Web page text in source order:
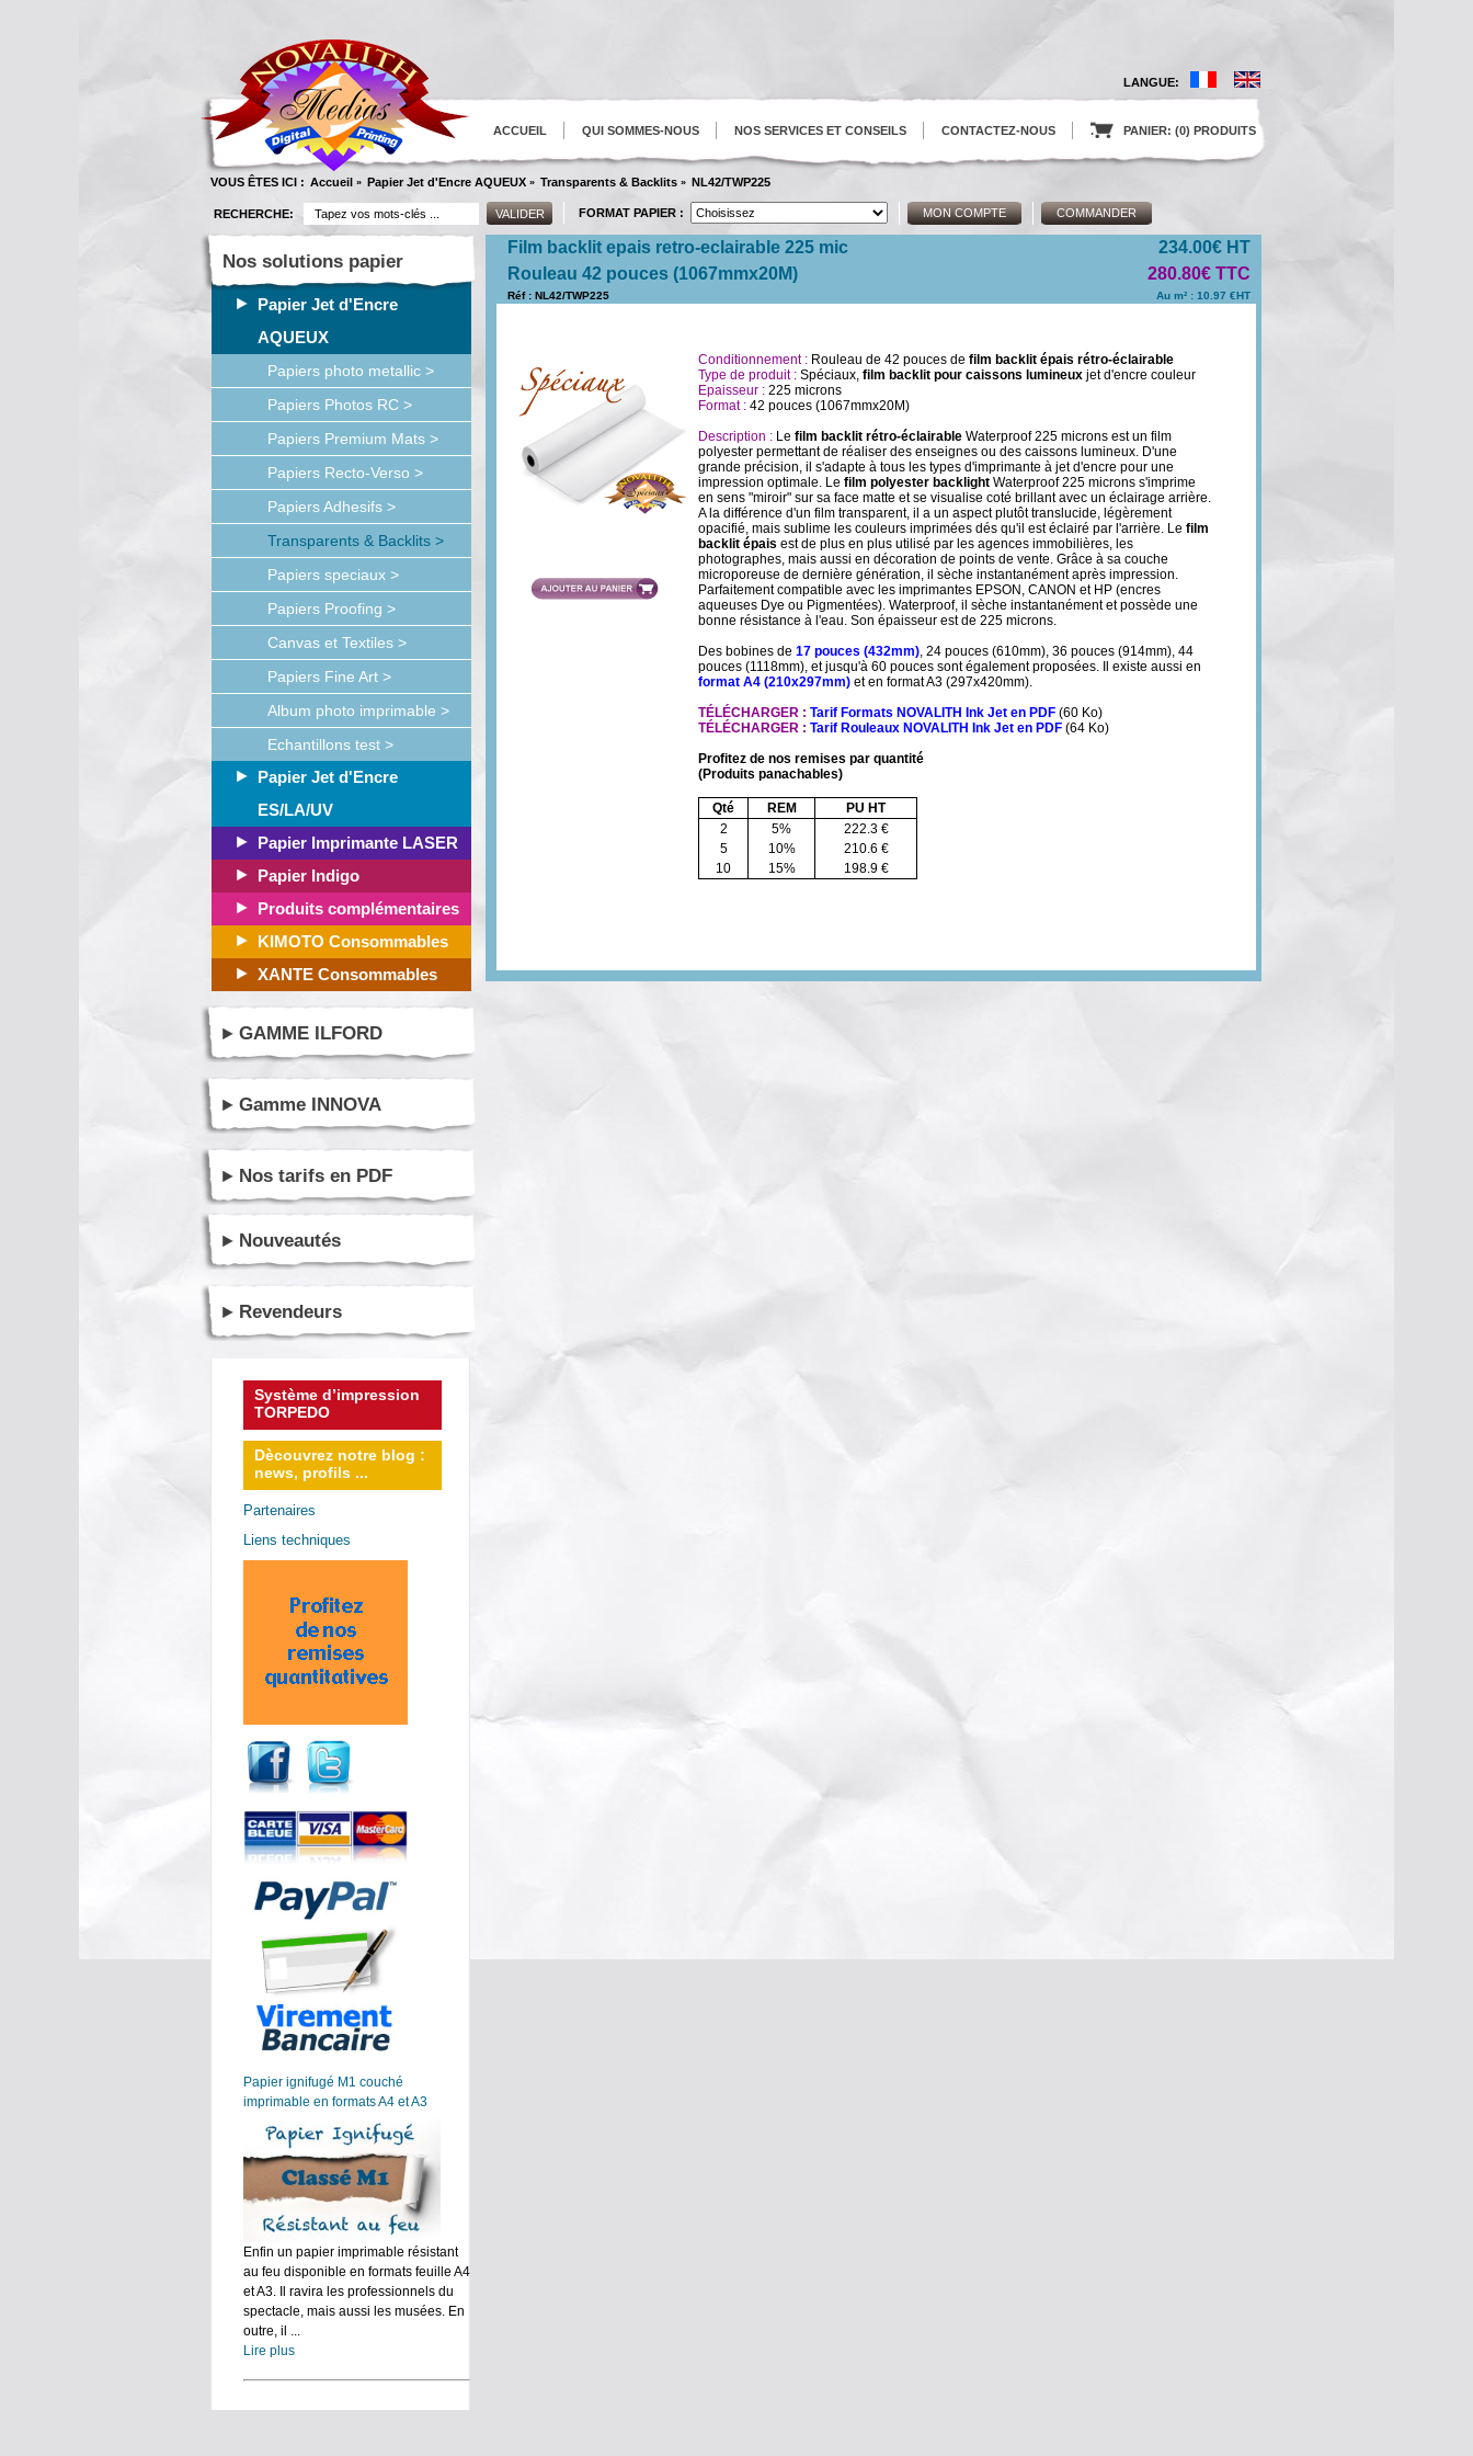
ACCUEIL QUI SOMMES-NOUS NOS SERVICES ET CONSEILS CONTACTEZ-NOUS . PANIER: (0) PRODUITS
VOUS ÊTES ICI : Accueil » Papier Jet d'Encre AQUEUX » Transparents & Backlits » NL42/TWP225
RECHERCHE: FORMAT PAPIER :
LANGUE:
MON COMPTE COMMANDER
Nos solutions papier
Papier Jet d'Encre
AQUEUX
Papiers photo metallic >
Papiers Photos RC >
Papiers Premium Mats >
Papiers Recto-Verso >
Papiers Adhesifs >
Transparents & Backlits >
Papiers speciaux >
Papiers Proofing >
Canvas et Textiles >
Papiers Fine Art >
Album photo imprimable >
Echantillons test >
Papier Jet d'Encre
ES/LA/UV
Papier Imprimante LASER
Papier Indigo
Produits complémentaires
KIMOTO Consommables
XANTE Consommables
GAMME ILFORD
Gamme INNOVA
Nos tarifs en PDF
Nouveautés
Revendeurs
Système d’impression
TORPEDO
Dècouvrez notre blog :
news, profils ...
Partenaires
Liens techniques
Papier ignifugé M1 couché
imprimable en formats A4 et A3
Enfin un papier imprimable résistant
au feu disponible en formats feuille A4
et A3. Il ravira les professionnels du
spectacle, mais aussi les musées. En
outre, il ...
Lire plus
234.00€ HT
280.80€ TTC
Au m² : 10.97 €HT
Film backlit epais retro-eclairable 225 mic
Rouleau 42 pouces (1067mmx20M)
Réf : NL42/TWP225
Conditionnement : Rouleau de 42 pouces de film backlit épais rétro-éclairable
Type de produit : Spéciaux, film backlit pour caissons lumineux jet d'encre couleur
Epaisseur : 225 microns
Format : 42 pouces (1067mmx20M)
Description : Le film backlit rétro-éclairable Waterproof 225 microns est un film
polyester permettant de réaliser des enseignes ou des caissons lumineux. D'une
grande précision, il s'adapte à tous les types d'imprimante à jet d'encre pour une
impression optimale. Le film polyester backlight Waterproof 225 microns s'imprime
en sens "miroir" sur sa face matte et se visualise coté brillant avec un éclairage arrière.
A la différence d'un film transparent, il a un aspect plutôt translucide, légèrement
opacifié, mais sublime les couleurs imprimées dés qu'il est éclairé par l'arrière. Le film
backlit épais est de plus en plus utilisé par les agences immobilières, les
photographes, mais aussi en décoration de points de vente. Grâce à sa couche
microporeuse de dernière génération, il sèche instantanément après impression.
Parfaitement compatible avec les imprimantes EPSON, CANON et HP (encres
aqueuses Dye ou Pigmentées). Waterproof, il sèche instantanément et possède une
bonne résistance à l'eau. Son épaisseur est de 225 microns.
Des bobines de 17 pouces (432mm), 24 pouces (610mm), 36 pouces (914mm), 44
pouces (1118mm), et jusqu'à 60 pouces sont également proposées. Il existe aussi en
format A4 (210x297mm) et en format A3 (297x420mm).
TÉLÉCHARGER : Tarif Formats NOVALITH Ink Jet en PDF (60 Ko)
TÉLÉCHARGER : Tarif Rouleaux NOVALITH Ink Jet en PDF (64 Ko)
Profitez de nos remises par quantité
(Produits panachables)
Qté REM
PU HT
2
5%
222.3 €
5
10%
210.6 €
10
15% 198.9 €